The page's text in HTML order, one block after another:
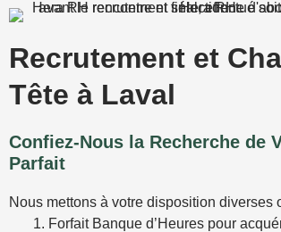
Recrutement et
Tête à Laval
Confiez-Nous la Recherche de
Parfait
Nous mettons à votre disposition diverses
Forfait Banque d’Heures pour